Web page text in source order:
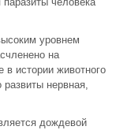
уровнем
на
в истории животного
нервная,
дождевой